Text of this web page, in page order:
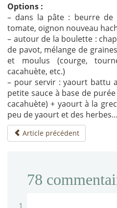
Options :
– dans la pâte : beurre de
tomate, oignon nouveau
– autour de la boulette :
de pavot, mélange de
et moulus (courge,
cacahuète, etc.)
– pour servir : yaourt battu
petite sauce à base de
cacahuète) + yaourt à la
peu de yaourt et des herbes…
Article précédent
78